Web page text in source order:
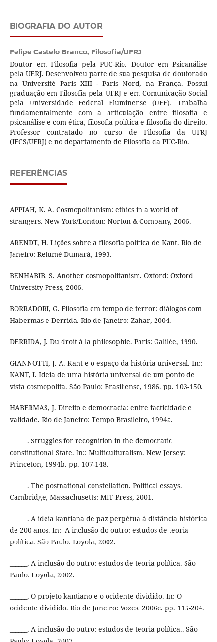
BIOGRAFIA DO AUTOR
Felipe Castelo Branco, Filosofia/UFRJ
Doutor em Filosofia pela PUC-Rio. Doutor em Psicanálise
pela UERJ. Desenvolveu parte de sua pesquisa de doutorado
na Université Paris XIII - Paris Nord, na França. Possui
graduação em Filosofia pela UFRJ e em Comunicação Social
pela Universidade Federal Fluminense (UFF). Trabalha
fundamentalmente com a articulação entre filosofia e
psicanálise e com ética, filosofia política e filosofia do direito.
Professor contratado no curso de Filosofia da UFRJ
(IFCS/UFRJ) e no departamento de Filosofia da PUC-Rio.
REFERÊNCIAS
APPIAH, K. A. Cosmopolitanism: ethics in a world of
strangers. New York/London: Norton & Company, 2006.
ARENDT, H. Lições sobre a filosofia política de Kant. Rio de
Janeiro: Relumé Dumará, 1993.
BENHABIB, S. Another cosmopolitanism. Oxford: Oxford
University Press, 2006.
BORRADORI, G. Filosofia em tempo de terror: diálogos com
Habermas e Derrida. Rio de Janeiro: Zahar, 2004.
DERRIDA, J. Du droit à la philosophie. Paris: Galilée, 1990.
GIANNOTTI, J. A. Kant e o espaço da história universal. In::
KANT, I. Ideia de uma história universal de um ponto de
vista cosmopolita. São Paulo: Brasiliense, 1986. pp. 103-150.
HABERMAS, J. Direito e democracia: entre facticidade e
validade. Rio de Janeiro: Tempo Brasileiro, 1994a.
______. Struggles for recognition in the democratic
constitutional State. In:: Multiculturalism. New Jersey:
Princeton, 1994b. pp. 107-148.
______. The postnational constellation. Political essays.
Cambridge, Massachusetts: MIT Press, 2001.
______. A ideia kantiana de paz perpétua à distância histórica
de 200 anos. In:: A inclusão do outro: estudos de teoria
política. São Paulo: Loyola, 2002.
______. A inclusão do outro: estudos de teoria política. São
Paulo: Loyola, 2002.
______. O projeto kantiano e o ocidente dividido. In: O
ocidente dividido. Rio de Janeiro: Vozes, 2006c. pp. 115-204.
______. A inclusão do outro: estudos de teoria política.. São